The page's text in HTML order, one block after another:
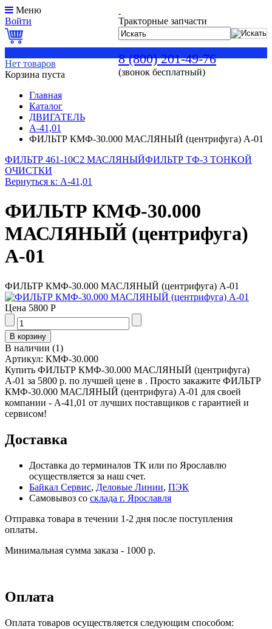
Тракторные запчасти
8 (800) 201-49-76
(звонок бесплатный)
Меню
Войти
Нет товаров
Корзина пуста
Главная
Каталог
ДВИГАТЕЛЬ
А-41,01
ФИЛЬТР КМФ-30.000 МАСЛЯНЫЙ (центрифуга) А-01
ФИЛЬТР 461-10С2 МАСЛЯНЫЙФИЛЬТР ТФ-3 ТОНКОЙ
ОЧИСТКИ
Вернуться к: А-41,01
ФИЛЬТР КМФ-30.000
МАСЛЯНЫЙ (центрифуга)
А-01
ФИЛЬТР КМФ-30.000 МАСЛЯНЫЙ (центрифуга) А-01
Цена 5800 Р
В наличии (1)
Артикул: КМФ-30.000
Купить ФИЛЬТР КМФ-30.000 МАСЛЯНЫЙ (центрифуга)
А-01 за 5800 р. по лучшей цене в . Просто закажите ФИЛЬТР
КМФ-30.000 МАСЛЯНЫЙ (центрифуга) А-01 для своей
компании - А-41,01 от лучших поставщиков с гарантией и
сервисом!
Доставка
Доставка до терминалов ТК или по Ярославлю
осуществляется за наш счет.
Байкал Сервис, Деловые Линии, ПЭК
Самовывоз со склада г. Ярославля
Отправка товара в течении 1-2 дня после поступления
оплаты.
Минимальная сумма заказа - 1000 р.
Оплата
Оплата товаров осуществляется следующим способом: